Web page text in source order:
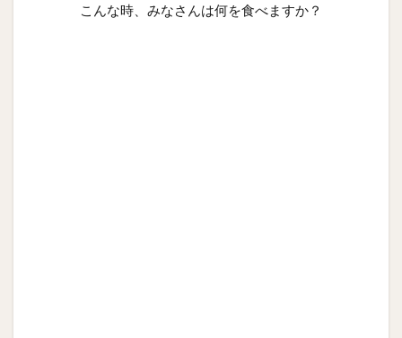
こんな時、みなさんは何を食べますか？